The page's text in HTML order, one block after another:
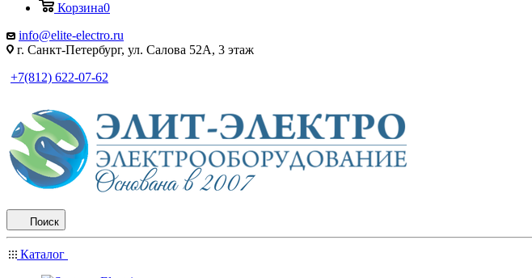
Корзина0
info@elite-electro.ru
г. Санкт-Петербург, ул. Салова 52А, 3 этаж
+7(812) 622-07-62
Поиск
Каталог